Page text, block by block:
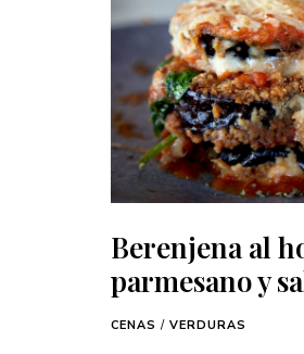
Berenjena al
parmesano y
CENAS / VERDURAS